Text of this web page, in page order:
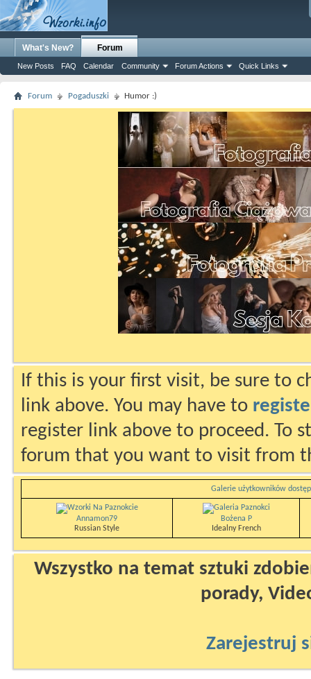
What's New? Forum
New Posts FAQ Calendar Community Forum Actions Quick Links
Forum Pogaduszki Humor :)
If this is your first visit, be sure to
link above. You may have to
register link above to proceed. To
forum that you want to visit from
Galerie użytkowników
Annamon79
Russian Style
Bożena P
Idealny French
Wszystko na temat sztuki
porady,
Zarejestruj